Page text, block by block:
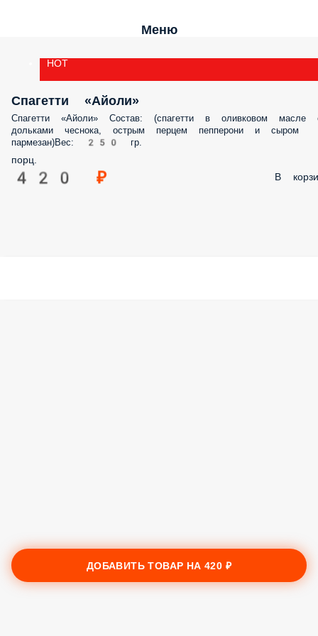
Меню
HOT
Спагетти «Айоли»
Спагетти «Айоли» Состав: (спагетти в оливковом масле
дольками чеснока, острым перцем пепперони и сыром
пармезан)Вес: 250 гр.
порц.
420 ₽ В
ДОБАВИТЬ ТОВАР НА420 ₽